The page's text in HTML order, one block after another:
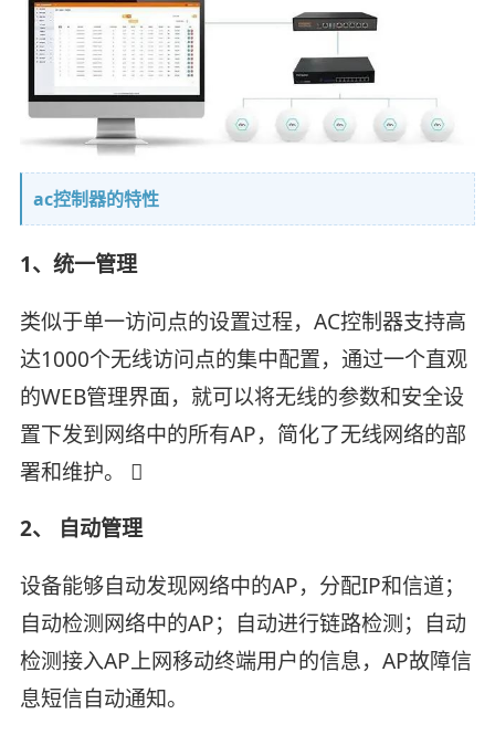
ac控制器的特性
1、统一管理
类似于单一访问点的设置过程，AC控制器支持高
达1000个无线访问点的集中配置，通过一个直观
的WEB管理界面，就可以将无线的参数和安全设
置下发到网络中的所有AP，简化了无线网络的部
署和维护。 
2、 自动管理
设备能够自动发现网络中的AP，分配IP和信道；
自动检测网络中的AP；自动进行链路检测；自动
检测接入AP上网移动终端用户的信息，AP故障信
息短信自动通知。